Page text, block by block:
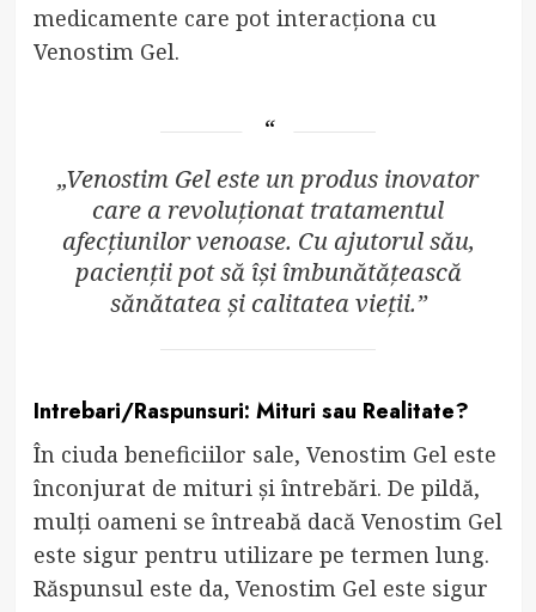
medicamente care pot interacționa cu
Venostim Gel.
„Venostim Gel este un produs inovator
care a revoluționat tratamentul
afecțiunilor venoase. Cu ajutorul său,
pacienții pot să își îmbunătățească
sănătatea și calitatea vieții.”
Intrebari/Raspunsuri: Mituri sau Realitate?
În ciuda beneficiilor sale, Venostim Gel este
înconjurat de mituri și întrebări. De pildă,
mulți oameni se întreabă dacă Venostim Gel
este sigur pentru utilizare pe termen lung.
Răspunsul este da, Venostim Gel este sigur